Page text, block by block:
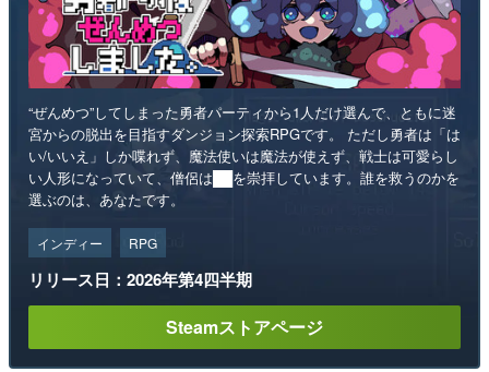
“ぜんめつ”してしまった勇者パーティから1人だけ選んで、ともに迷
宮からの脱出を目指すダンジョン探索RPGです。 ただし勇者は「は
い/いいえ」しか喋れず、魔法使いは魔法が使えず、戦士は可愛らし
い人形になっていて、僧侶は██を崇拝しています。誰を救うのかを
選ぶのは、あなたです。
インディー RPG
リリース日：2026年第4四半期
Steamストアページ